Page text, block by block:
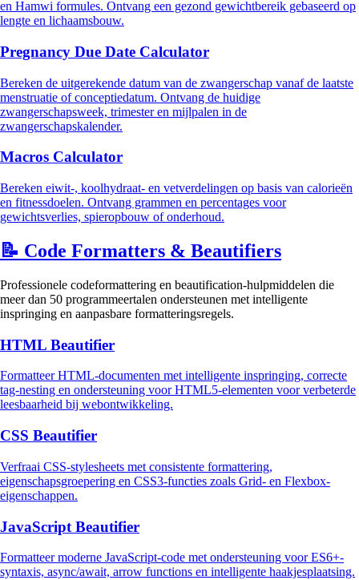
en Hamwi formules. Ontvang een gezond gewichtbereik gebaseerd op
lengte en lichaamsbouw.
Pregnancy Due Date Calculator
Bereken de uitgerekende datum van de zwangerschap vanaf de laatste
menstruatie of conceptiedatum. Ontvang de huidige
zwangerschapsweek, trimester en mijlpalen in de
zwangerschapskalender.
Macros Calculator
Bereken eiwit-, koolhydraat- en vetverdelingen op basis van calorieën
en fitnessdoelen. Ontvang grammen en percentages voor
gewichtsverlies, spieropbouw of onderhoud.
📝 Code Formatters & Beautifiers
Professionele codeformattering en beautification-hulpmiddelen die
meer dan 50 programmeertalen ondersteunen met intelligente
inspringing en aanpasbare formatteringsregels.
HTML Beautifier
Formatteer HTML-documenten met intelligente inspringing, correcte
tag-nesting en ondersteuning voor HTML5-elementen voor verbeterde
leesbaarheid bij webontwikkeling.
CSS Beautifier
Verfraai CSS-stylesheets met consistente formattering,
eigenschapsgroepering en CSS3-functies zoals Grid- en Flexbox-
eigenschappen.
JavaScript Beautifier
Formatteer moderne JavaScript-code met ondersteuning voor ES6+-
syntaxis, async/await, arrow functions en intelligente haakjesplaatsing.